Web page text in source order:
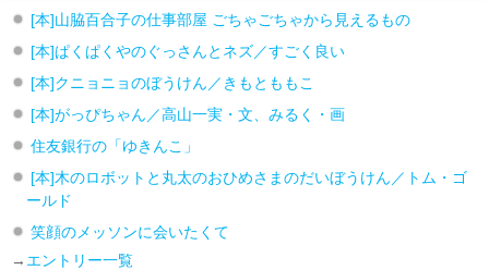
[本]山脇百合子の仕事部屋 ごちゃごちゃから見えるもの
[本]ぱくぱくやのぐっさんとネズ／すごく良い
[本]クニョニョのぼうけん／きもとももこ
[本]がっぴちゃん／高山一実・文、みるく・画
住友銀行の「ゆきんこ」
[本]木のロボットと丸太のおひめさまのだいぼうけん／トム・ゴ
ールド
笑顔のメッソンに会いたくて
→ エントリー一覧